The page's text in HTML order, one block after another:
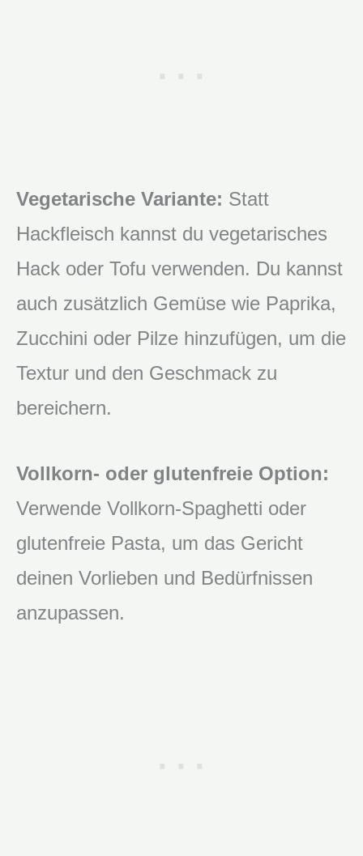
Vegetarische Variante: Statt
Hackfleisch kannst du vegetarisches
Hack oder Tofu verwenden. Du kannst
auch zusätzlich Gemüse wie Paprika,
Zucchini oder Pilze hinzufügen, um die
Textur und den Geschmack zu
bereichern.
Vollkorn- oder glutenfreie Option:
Verwende Vollkorn-Spaghetti oder
glutenfreie Pasta, um das Gericht
deinen Vorlieben und Bedürfnissen
anzupassen.